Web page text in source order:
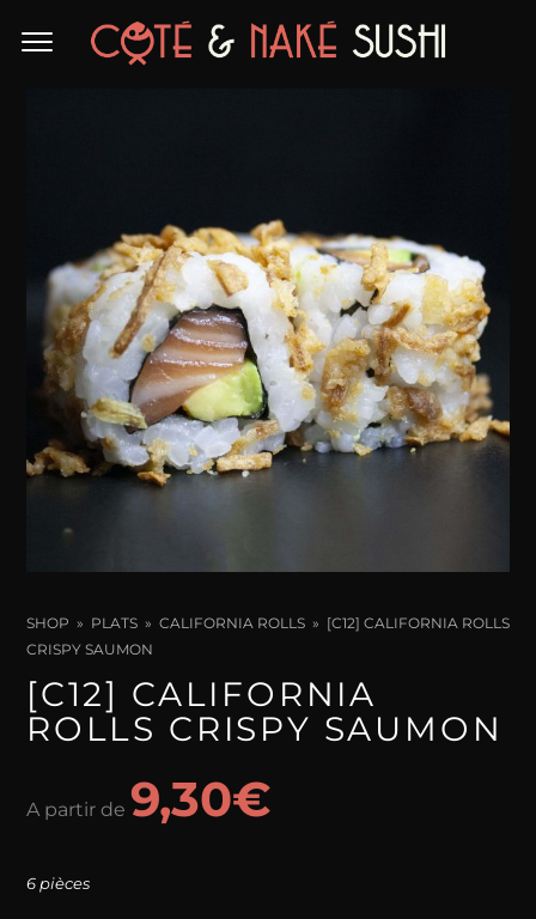
SHOP PLATS CALIFORNIA ROLLS
[C12] CALIFORNIA ROLLS
CRISPY SAUMON
[C12] CALIFORNIA
ROLLS CRISPY SAUMON
A partir de 9,30€
6 pièces